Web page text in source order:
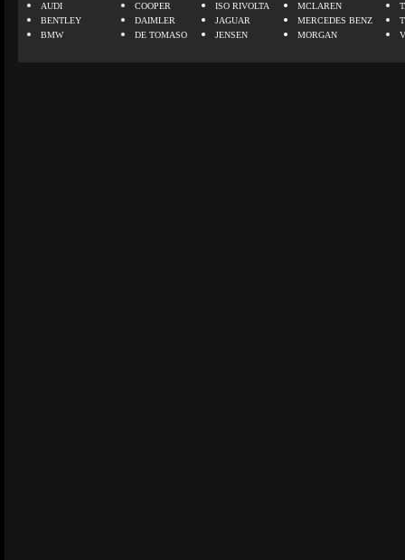
AUDI
BENTLEY
BMW
COOPER
DAIMLER
DE TOMASO
ISO RIVOLTA
JAGUAR
JENSEN
MCLAREN
MERCEDES BENZ
MORGAN